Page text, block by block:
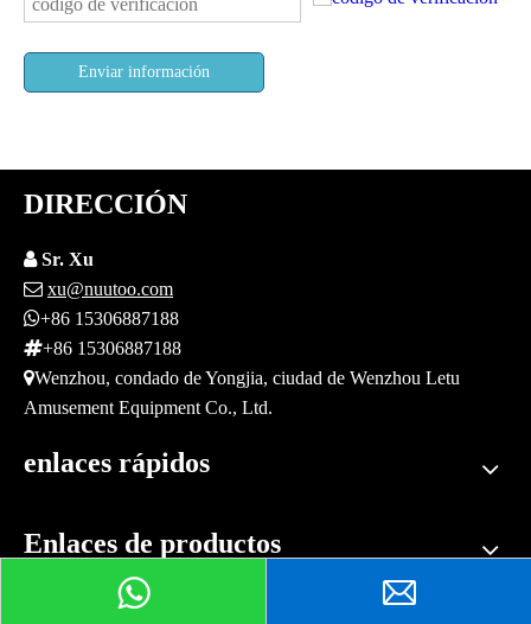
Enviar información
DIRECCIÓN
 Sr. Xu
 xu@nuutoo.com
+86 15306887188
+86 15306887188
Wenzhou, condado de Yongjia, ciudad de Wenzhou Letu
Amusement Equipment Co., Ltd.
enlaces rápidos
Enlaces de productos
Peticiones sobre producto